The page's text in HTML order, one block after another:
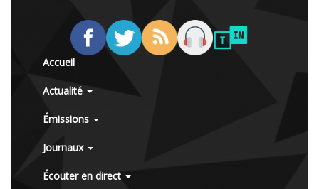
Accueil
Actualité
Émissions
Journaux
Écouter en direct